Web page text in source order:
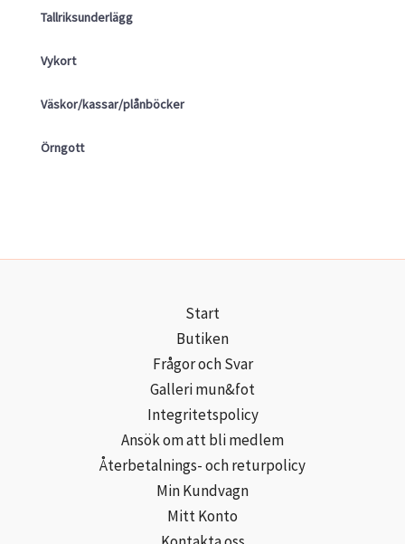
Tallriksunderlägg
Vykort
Väskor/kassar/plånböcker
Örngott
Start
Butiken
Frågor och Svar
Galleri mun&fot
Integritetspolicy
Ansök om att bli medlem
Återbetalnings- och returpolicy
Min Kundvagn
Mitt Konto